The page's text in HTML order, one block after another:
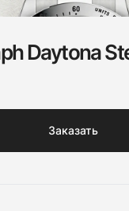
Daytona
Заказать